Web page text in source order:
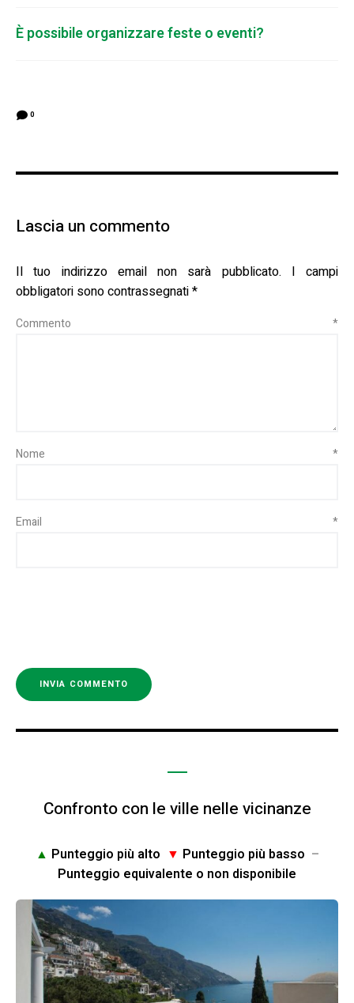
È possibile organizzare feste o eventi?
0
Lascia un commento
Il tuo indirizzo email non sarà pubblicato.
I campi
obbligatori sono contrassegnati*
Commento *
Nome *
Email *
Confronto con le ville nelle vicinanze
▲ Punteggio più alto ▼ Punteggio più basso –
Punteggio equivalente o non disponibile